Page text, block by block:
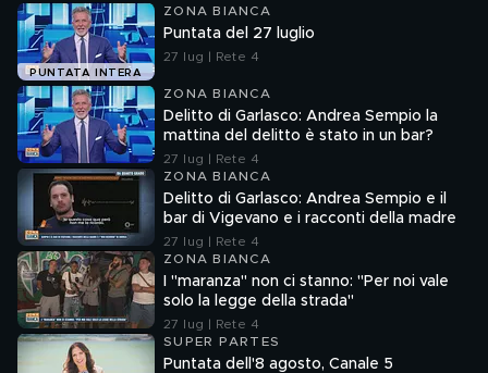
PUNTATA INTERA
ZONA BIANCA
Puntata del 27 luglio
27 lug | Rete 4
ZONA BIANCA
Delitto di Garlasco: Andrea Sempio la
mattina del delitto è stato in un bar?
27 lug | Rete 4
ZONA BIANCA
Delitto di Garlasco: Andrea Sempio e il
bar di Vigevano e i racconti della madre
27 lug | Rete 4
ZONA BIANCA
I "maranza" non ci stanno: "Per noi vale
solo la legge della strada"
27 lug | Rete 4
SUPER PARTES
Puntata dell'8 agosto, Canale 5